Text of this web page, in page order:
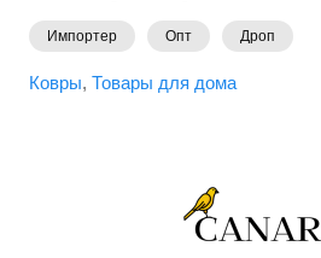
Импортер Опт Дроп
Ковры Товары для дома